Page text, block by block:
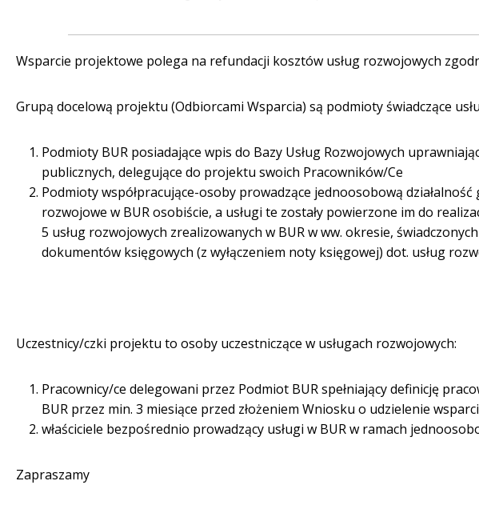
Wsparcie projektowe polega na refundacji kosztów usług rozwojowych
Grupą docelową projektu (Odbiorcami Wsparcia) są podmioty świadczące
Podmioty BUR posiadające wpis do Bazy Usług Rozwojowych
publicznych, delegujące do projektu swoich Pracowników/Ce
Podmioty współpracujące-osoby prowadzące jednoosobową
rozwojowe w BUR osobiście, a usługi te zostały powierzone im do
5 usług rozwojowych zrealizowanych w BUR w ww. okresie,
dokumentów księgowych (z wyłączeniem noty księgowej) dot. usług
Uczestnicy/czki projektu to osoby uczestniczące w usługach rozwojowych:
Pracownicy/ce delegowani przez Podmiot BUR spełniający definicję
BUR przez min. 3 miesiące przed złożeniem Wniosku o udzielenie
właściciele bezpośrednio prowadzący usługi w BUR w ramach
Zapraszamy